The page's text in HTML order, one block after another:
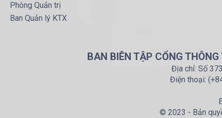
Phòng Quản trị
Ban Quản lý KTX
BAN BIÊN TẬP CỔNG
Địa chỉ: Số
Điện thoại:
© 2023 - Bản